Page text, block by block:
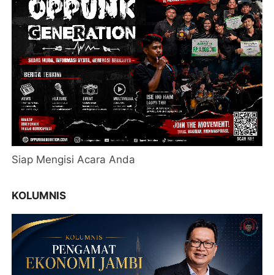
Siap Mengisi Acara Anda
KOLUMNIS